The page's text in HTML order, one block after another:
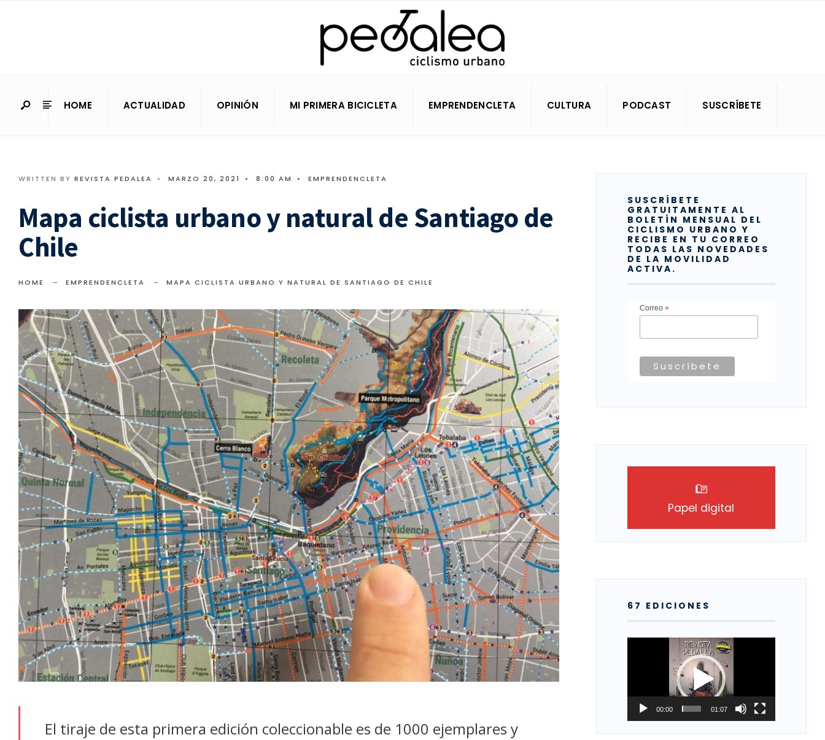
HOME ACTUALIDAD OPINIÓN MI PRIMERA BICICLETA EMPRENDENCLETA CULTURA PODCAST SUSCRÍBETE
WRITTEN BY REVISTA PEDALEA • MARZO 20, 2021 • 8:00 AM • EMPRENDENCLETA
Mapa ciclista urbano y natural de Santiago de
Chile
HOME EMPRENDENCLETA MAPA CICLISTA URBANO Y NATURAL DE SANTIAGO DE CHILE
El tiraje de esta primera edición coleccionable es de 1000 ejemplares y
SUSCRÍBETE
GRATUITAMENTE AL
BOLETÍN MENSUAL DEL
CICLISMO URBANO Y
RECIBE EN TU CORREO
TODAS LAS NOVEDADES
DE LA MOVILIDAD
ACTIVA.
Correo *
Papel digital
67 EDICIONES
Reproductor
00:00 01:07